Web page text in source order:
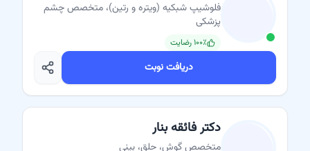
فلوشیپ شبکیه (ویتره و رتین)، متخصص چشم
پزشکی
۱۰۰٪ رضایت
دریافت نوبت
دکتر فائقه بنار
متخصص گوش، حلق، بینی